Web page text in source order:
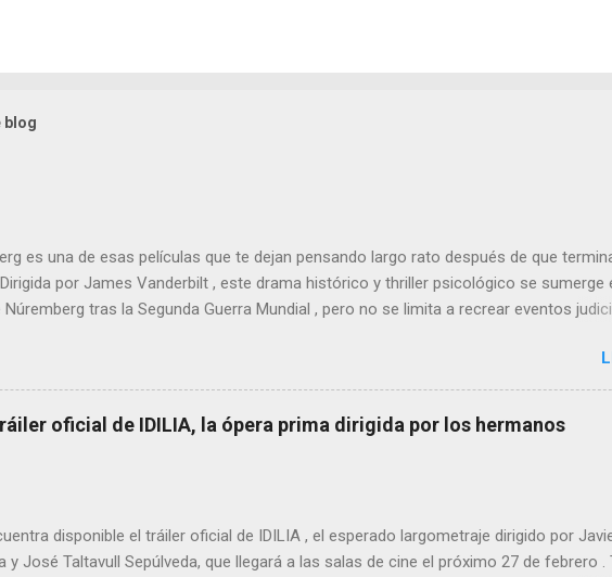
blog
es una de esas películas que te dejan pensando largo rato después de que
por James Vanderbilt , este drama histórico y thriller psicológico se sumerge
tras la Segunda Guerra Mundial , pero no se limita a recrear eventos
oficial de IDILIA, la ópera prima dirigida por los hermanos
disponible el tráiler oficial de IDILIA , el esperado largometraje dirigido por
y José Taltavull Sepúlveda, que llegará a las salas de cine el próximo 27 de febrero .